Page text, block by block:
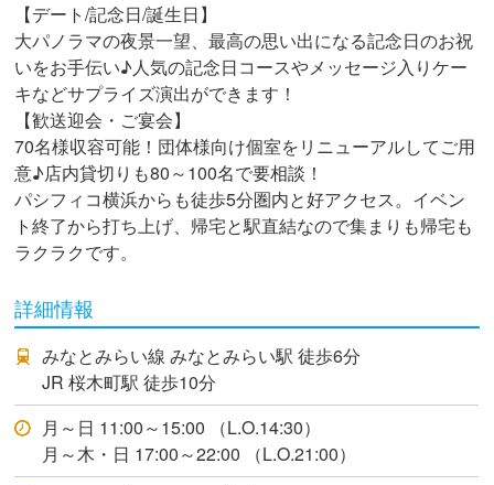
【デート/記念日/誕生日】
大パノラマの夜景一望、最高の思い出になる記念日のお祝
いをお手伝い♪人気の記念日コースやメッセージ入りケー
キなどサプライズ演出ができます！
【歓送迎会・ご宴会】
70名様収容可能！団体様向け個室をリニューアルしてご用
意♪店内貸切りも80～100名で要相談！
パシフィコ横浜からも徒歩5分圏内と好アクセス。イベン
ト終了から打ち上げ、帰宅と駅直結なので集まりも帰宅も
ラクラクです。
詳細情報
みなとみらい線 みなとみらい駅 徒歩6分
JR 桜木町駅 徒歩10分
月～日 11:00～15:00 （L.O.14:30）
月～木・日 17:00～22:00 （L.O.21:00）